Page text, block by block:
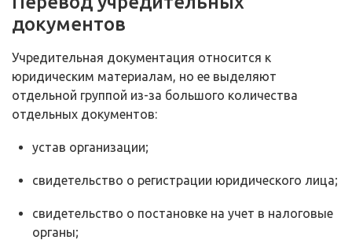
документов
Учредительная документация относится к
юридическим материалам, но ее выделяют
отдельной группой из-за большого количества
отдельных документов:
устав организации;
свидетельство о регистрации юридического лица;
свидетельство о постановке на учет в налоговые
органы;